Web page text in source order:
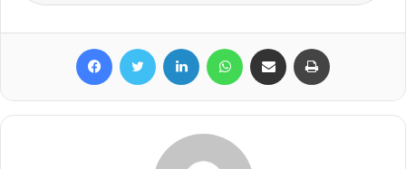
FacebookTwitter LinkedIn WhatsAppShare via Email